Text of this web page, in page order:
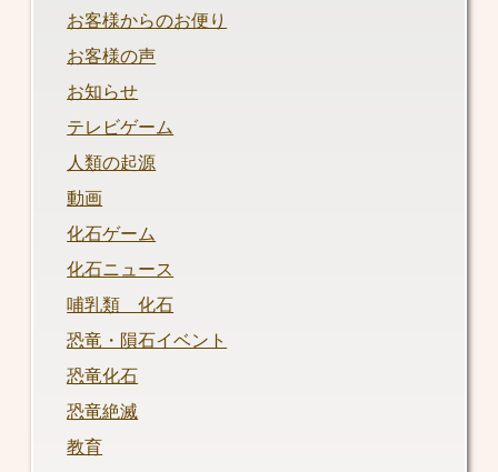
お客様からのお便り
お客様の声
お知らせ
テレビゲーム
人類の起源
動画
化石ゲーム
化石ニュース
哺乳類 化石
恐竜・隕石イベント
恐竜化石
恐竜絶滅
教育